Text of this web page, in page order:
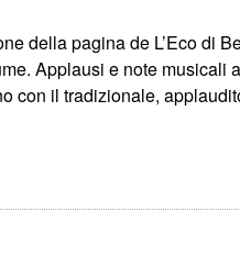
della pagina de L’Eco di
Applausi e note musicali
con il tradizionale,